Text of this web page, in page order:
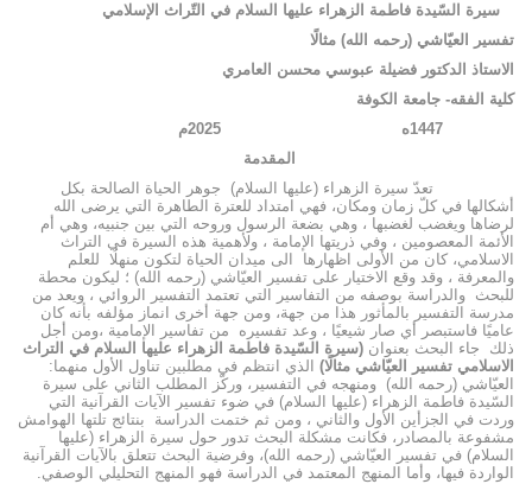
سيرة السّيدة فاطمة الزهراء عليها السلام في التّراث الإسلامي
تفسير العيّاشي (رحمه الله) مثالًا
الاستاذ الدكتور فضيلة عبوسي محسن العامري
كلية الفقه- جامعة الكوفة
المقدمة
تعدّ سيرة الزهراء (عليها السلام) جوهر الحياة الصالحة بكل
أشكالها في كلّ زمان ومكان، فهي امتداد للعترة الطاهرة التي يرضى الله
لرضاها ويغضب لغضبها ، وهي بضعة الرسول وروحه التي بين جنبيه، وهي أم
الأئمة المعصومين ، وفي ذريتها الإمامة ، ولأهمية هذه السيرة في التراث
الاسلامي، كان من الأولى اظهارها الى ميدان الحياة لتكون منهلُا للعلم
والمعرفة ، وقد وقع الاختيار على تفسير العيّاشي (رحمه الله) ؛ ليكون محطة
للبحث والدراسة بوصفه من التفاسير التي تعتمد التفسير الروائي ، ويعد من
مدرسة التفسير بالمأثور هذا من جهة، ومن جهة أخرى انماز مؤلفه بأنه كان
عاميًا فاستبصر أي صار شيعيًا ، وعد تفسيره من تفاسير الإمامية ،ومن أجل
ذلك جاء البحث بعنوان (سيرة السّيدة فاطمة الزهراء عليها السلام في التراث
الاسلامي تفسير العيّاشي مثالًا) الذي انتظم في مطلبين تناول الأول منهما:
العيّاشي (رحمه الله) ومنهجه في التفسير، وركّز المطلب الثاني على سيرة
السّيدة فاطمة الزهراء (عليها السلام) في ضوء تفسير الآيات القرآنية التي
وردت في الجزأين الأول والثاني ، ومن ثم ختمت الدراسة بنتائج تلتها الهوامش
مشفوعة بالمصادر، فكانت مشكلة البحث تدور حول سيرة الزهراء (عليها
السلام) في تفسير العيّاشي (رحمه الله)، وفرضية البحث تتعلق بالآيات القرآنية
الواردة فيها، وأما المنهج المعتمد في الدراسة فهو المنهج التحليلي الوصفي.